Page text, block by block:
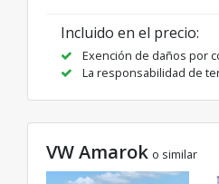
Incluido en el precio:
Exención de daños por
La responsabilidad de
VW Amarok o similar